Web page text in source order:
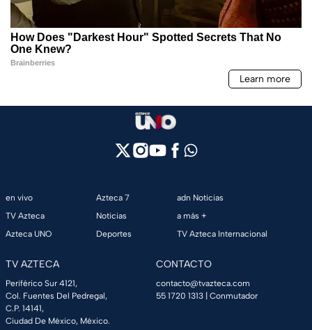
en vivo
TV Azteca
Azteca UNO
Azteca 7
Noticias
Deportes
adn Noticias
a más +
TV Azteca Internacional
TV AZTECA
Periférico Sur 4121,
Col. Fuentes Del Pedregal,
C.P. 14141,
Ciudad De México, México.
CONTACTO
contacto@tvazteca.com
55 1720 1313 | Conmutador